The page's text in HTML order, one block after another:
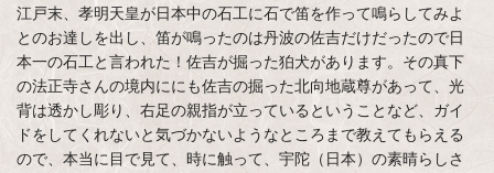
江戸末、孝明天皇が日本中の石工に石で笛を作って鳴らしてみよ
とのお達しを出し、笛が鳴ったのは丹波の佐吉だけだったので日
本一の石工と言われた！佐吉が掘った狛犬があります。その真下
の法正寺さんの境内ににも佐吉の掘った北向地蔵尊があって、光
背は透かし彫り、右足の親指が立っているということなど、ガイ
ドをしてくれないと気づかないようなところまで教えてもらえる
ので、本当に目で見て、時に触って、宇陀（日本）の素晴らしさ